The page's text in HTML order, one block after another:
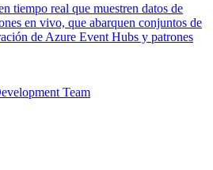
tiempo real que muestren datos de
en vivo, que abarquen conjuntos de
de Azure Event Hubs y patrones
Team